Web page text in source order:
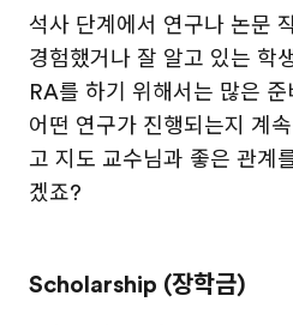
석사 단계에서 연구나 논문
경험했거나 잘 알고 있는 학
RA를 하기 위해서는 많은
어떤 연구가 진행되는지 계
고 지도 교수님과 좋은 관계
겠죠?
Scholarship (장학금)